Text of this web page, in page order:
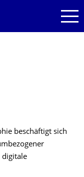
beschäftigt sich
digitale